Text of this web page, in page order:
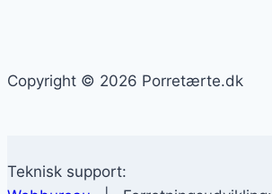
Copyright © 2026 Porretærte.dk
Teknisk support: